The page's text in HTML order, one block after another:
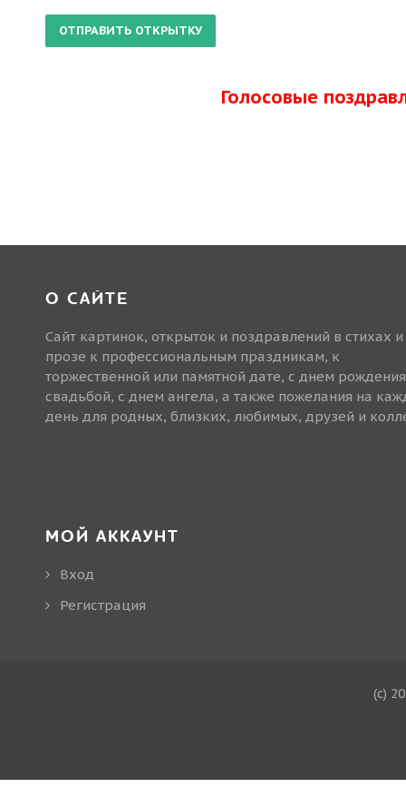
Голосовые
О САЙТЕ
Сайт картинок, открыток и поздравлений в стихах и
прозе к профессиональным праздникам, к
торжественной или памятной дате, с днем
свадьбой, с днем ангела, а также пожелания на
день для родных, близких, любимых, друзей и
МОЙ АККАУНТ
Вход
Регистрация
(c)